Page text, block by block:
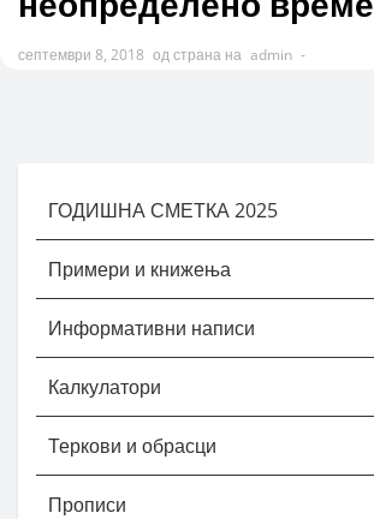
септември 8, 2018 од страна на admin -
ГОДИШНА СМЕТКА 2025
Примери и книжења
Информативни написи
Калкулатори
Теркови и обрасци
Прописи